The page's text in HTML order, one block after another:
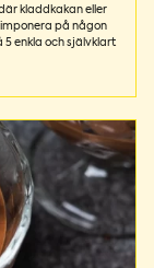
kladdkakan eller
på någon
5 enkla och självklart